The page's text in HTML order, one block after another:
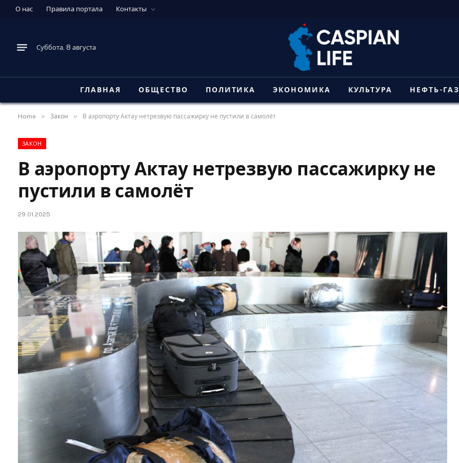
О нас Правила портала Контакты
Суббота, 8 августа
ГЛАВНАЯ ОБЩЕСТВО ПОЛИТИКА ЭКОНОМИКА КУЛЬТУРА НЕФТЬ-ГАЗ
Home » Закон » В аэропорту Актау нетрезвую пассажирку не пустили в самолёт
ЗАКОН
В аэропорту Актау нетрезвую пассажирку не
пустили в самолёт
29.01.2025